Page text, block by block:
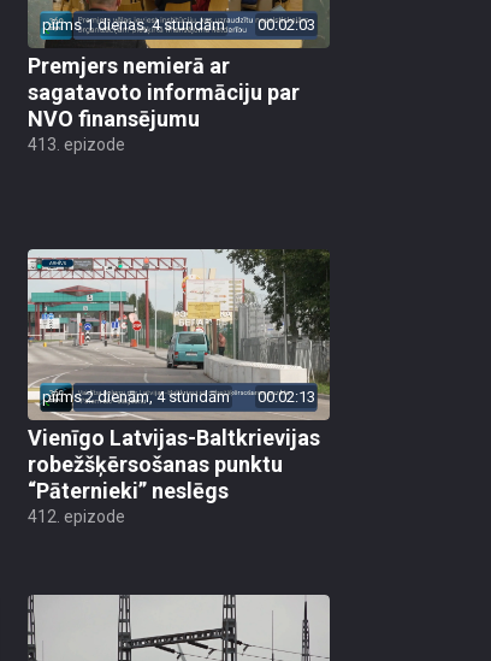
pirms 1 dienas, 4 stundām 00:02:03
Premjers nemierā ar
sagatavoto informāciju par
NVO finansējumu
413. epizode
pirms 2 dienām, 4 stundām 00:02:13
Vienīgo Latvijas-Baltkrievijas
robežšķērsošanas punktu
“Pāternieki” neslēgs
412. epizode